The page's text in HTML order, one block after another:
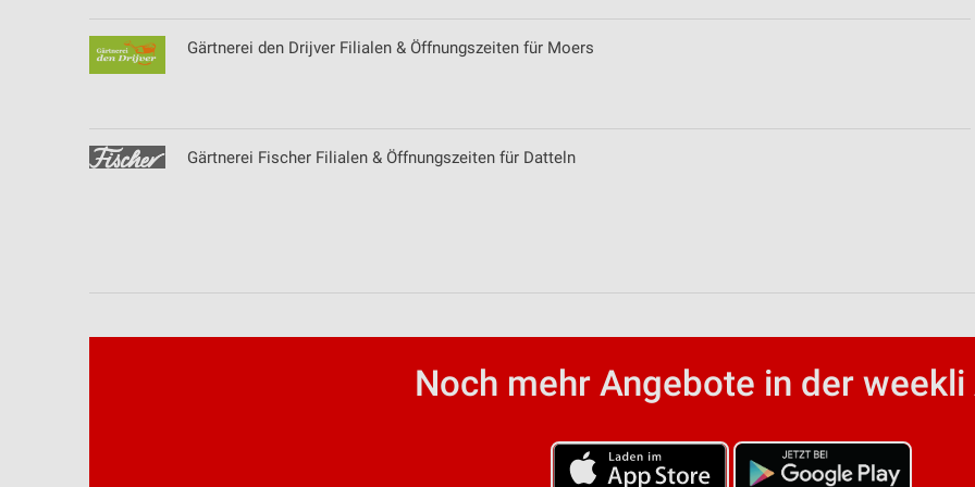
Gärtnerei den Drijver Filialen & Öffnungszeiten für Moers
Gärtnerei Fischer Filialen & Öffnungszeiten für Datteln
Noch mehr Angebote in der weekli